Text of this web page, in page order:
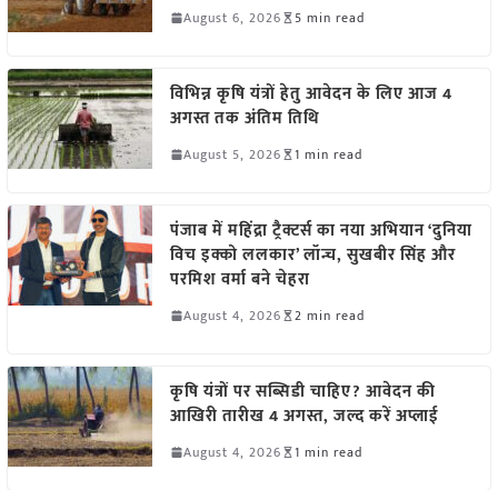
August 6, 2026 5 min read
विभिन्न कृषि यंत्रों हेतु आवेदन के लिए आज 4
अगस्त तक अंतिम तिथि
August 5, 2026 1 min read
पंजाब में महिंद्रा ट्रैक्टर्स का नया अभियान ‘दुनिया
विच इक्को ललकार’ लॉन्च, सुखबीर सिंह और
परमिश वर्मा बने चेहरा
August 4, 2026 2 min read
कृषि यंत्रों पर सब्सिडी चाहिए? आवेदन की
आखिरी तारीख 4 अगस्त, जल्द करें अप्लाई
August 4, 2026 1 min read